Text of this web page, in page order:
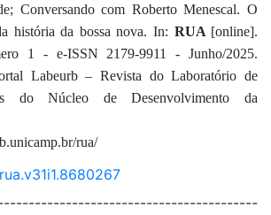
Conversando com Roberto Menescal. O
história da bossa nova. In: RUA [online].
1 - e-ISSN 2179-9911 - Junho/2025.
Labeurb – Revista do Laboratório de
do Núcleo de Desenvolvimento da
rua/